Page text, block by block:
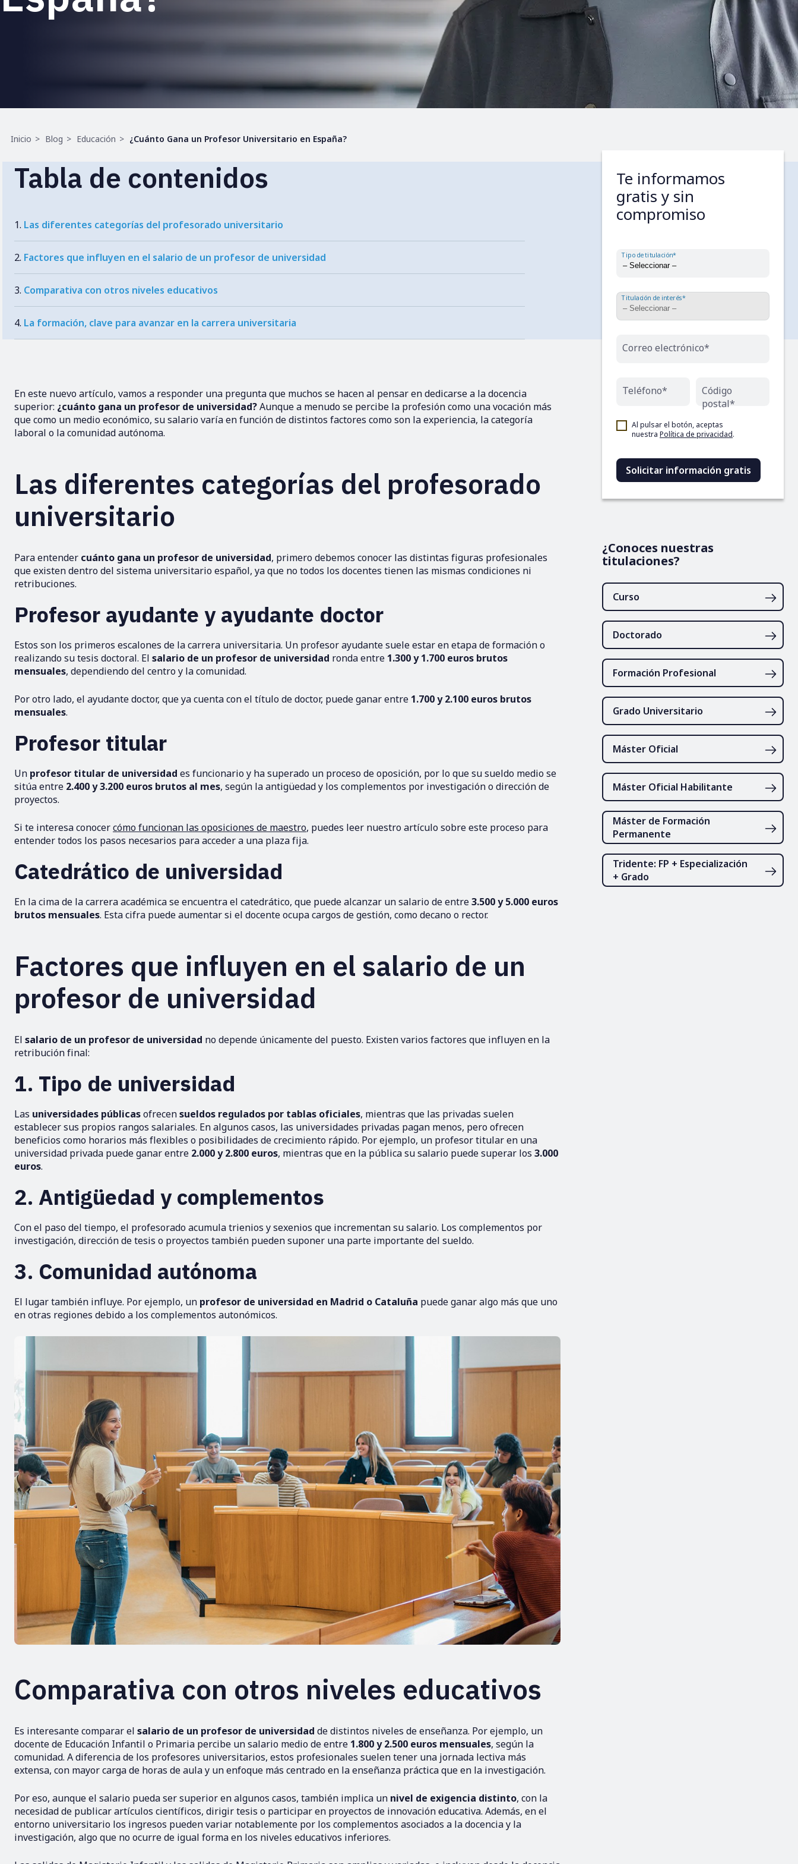
Ruta
navegación
Inicio Blog Educación ¿Cuánto Gana un Profesor Universitario en España?
Tabla de contenidos
Las diferentes categorías del profesorado universitario
Factores que influyen en el salario de un profesor de universidad
Comparativa con otros niveles educativos
La formación, clave para avanzar en la carrera universitaria
En este nuevo artículo, vamos a responder una pregunta que muchos se hacen al pensar en dedicarse a la docencia
superior: ¿cuánto gana un profesor de universidad?Aunque a menudo se percibe la profesión como una vocación más
que como un medio económico, su salario varía en función de distintos factores como son la experiencia, la categoría
laboral o la comunidad autónoma.
Las diferentes categorías del profesorado
universitario
Para entender cuánto gana un profesor de universidad, primero debemos conocer las distintas figuras profesionales
que existen dentro del sistema universitario español, ya que no todos los docentes tienen las mismas condiciones ni
retribuciones.
Profesor ayudante y ayudante doctor
Estos son los primeros escalones de la carrera universitaria. Un profesor ayudante suele estar en etapa de formación o
realizando su tesis doctoral. El salario de un profesor de universidad ronda entre 1.300 y 1.700 euros brutos
mensuales, dependiendo del centro y la comunidad.
Por otro lado, el ayudante doctor, que ya cuenta con el título de doctor, puede ganar entre 1.700 y 2.100 euros brutos
mensuales.
Profesor titular
Un profesor titular de universidad es funcionario y ha superado un proceso de oposición, por lo que su sueldo medio se
sitúa entre 2.400 y 3.200 euros brutos al mes, según la antigüedad y los complementos por investigación o dirección de
proyectos.
Si te interesa conocercómo funcionan las oposiciones de maestro, puedes leer nuestro artículo sobre este proceso para
entender todos los pasos necesarios para acceder a una plaza fija.
Catedrático de universidad
En la cima de la carrera académica se encuentra el catedrático, que puede alcanzar un salario de entre3.500 y 5.000 euros
brutos mensuales. Esta cifra puede aumentar si el docente ocupa cargos de gestión, como decano o rector.
Factores que influyen en el salario de un
profesor de universidad
El salario de un profesor de universidad no depende únicamente del puesto. Existen varios factores que influyen en la
retribución final:
1. Tipo de universidad
Las universidades públicasofrecensueldos regulados por tablas oficiales, mientras que las privadas suelen
establecer sus propios rangos salariales. En algunos casos, las universidades privadas pagan menos, pero ofrecen
beneficios como horarios más flexibles o posibilidades de crecimiento rápido. Por ejemplo, un profesor titular en una
universidad privada puede ganar entre 2.000 y 2.800 euros, mientras que en la pública su salario puede superar los 3.000
euros.
2. Antigüedad y complementos
Con el paso del tiempo, el profesorado acumula trienios y sexenios que incrementan su salario. Los complementos por
investigación, dirección de tesis o proyectos también pueden suponer una parte importante del sueldo.
3. Comunidad autónoma
El lugar también influye. Por ejemplo, un profesor de universidad en Madrid o Cataluña puede ganar algo más que uno
en otras regiones debido a los complementos autonómicos.
Comparativa con otros niveles educativos
Es interesante comparar el salario de un profesor de universidad de distintos niveles de enseñanza. Por ejemplo, un
docente de Educación Infantil o Primaria percibe un salario medio de entre 1.800 y 2.500 euros mensuales, según la
comunidad. A diferencia de los profesores universitarios, estos profesionales suelen tener una jornada lectiva más
extensa, con mayor carga de horas de aula y un enfoque más centrado en la enseñanza práctica que en la investigación.
Por eso, aunque el salario pueda ser superior en algunos casos, también implica un nivel de exigencia distinto, con la
necesidad de publicar artículos científicos, dirigir tesis o participar en proyectos de innovación educativa. Además, en el
entorno universitario los ingresos pueden variar notablemente por los complementos asociados a la docencia y la
investigación, algo que no ocurre de igual forma en los niveles educativos inferiores.
Te informamos
gratis y sin
compromiso
Tipo de titulación*
Titulación de interés*
Correo electrónico*
Teléfono*
Código
postal*
Al pulsar el botón, aceptas
nuestra Política de privacidad.
¿Conoces nuestras
titulaciones?
Curso
Doctorado
Formación Profesional
Grado Universitario
Máster Oficial
Máster Oficial Habilitante
Máster de Formación
Permanente
Tridente: FP + Especialización
+ Grado